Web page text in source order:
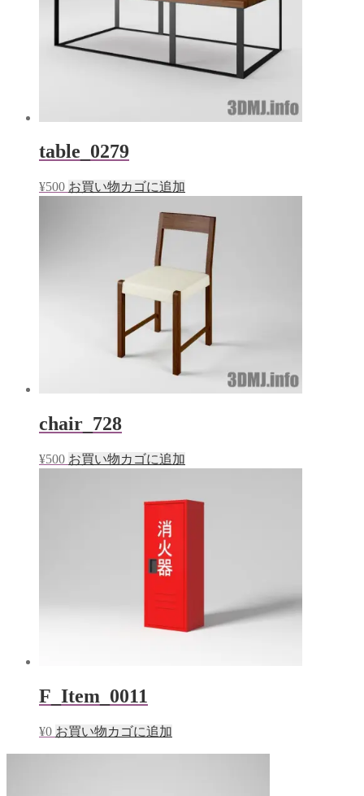
table_0279
¥500 お買い物カゴに追加
chair_728
¥500 お買い物カゴに追加
F_Item_0011
¥0 お買い物カゴに追加